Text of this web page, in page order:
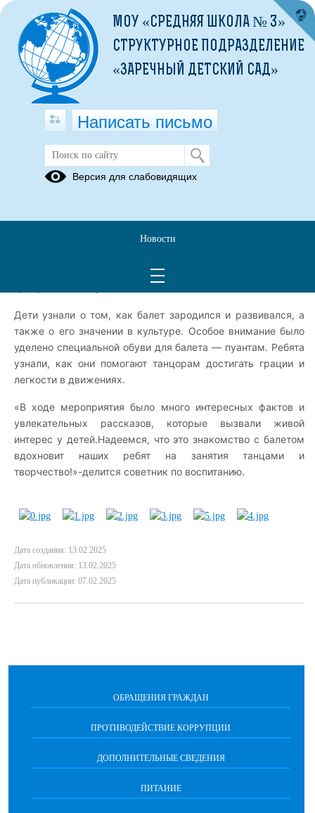
День балета: Погружение в мир
танца!
7 февраля мы отметили особенный день — День балета!
на которой познакомил ребят с историей этого
Дети узнали о том, как балет зародился и развивался, а
также о его значении в культуре. Особое внимание было
уделено специальной обуви для балета — пуантам. Ребята
узнали, как они помогают танцорам достигать грации и
легкости в движениях.
«В ходе мероприятия было много интересных фактов и
увлекательных рассказов, которые вызвали живой
интерес у детей.Надеемся, что это знакомство с балетом
вдохновит наших ребят на занятия танцами и
творчество!»-делится советник по воспитанию.
Дата создания: 13.02.2025
Дата обновления: 13.02.2025
Дата публикации: 07.02.2025
ОБРАЩЕНИЯ ГРАЖДАН
ПРОТИВОДЕЙСТВИЕ КОРРУПЦИИ
ДОПОЛНИТЕЛЬНЫЕ СВЕДЕНИЯ
ПИТАНИЕ
МОУ «СРЕДНЯЯ ШКОЛА № 3»
СТРУКТУРНОЕ ПОДРАЗДЕЛЕНИЕ
«ЗАРЕЧНЫЙ ДЕТСКИЙ САД»
Написать письмо
Версия для слабовидящих
Новости